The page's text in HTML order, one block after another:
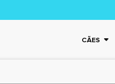
CÃES